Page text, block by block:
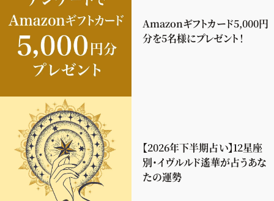
Amazonギフトカード5,000円
分を5名様にプレゼント！
【2026年下半期占い】12星座
別・イヴルルド遙華が占うあな
たの運勢